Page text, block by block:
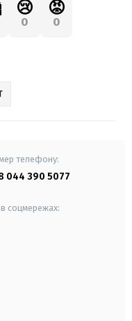
😢
0
😡
0
телефону:
044 390 5077
соцмережах: